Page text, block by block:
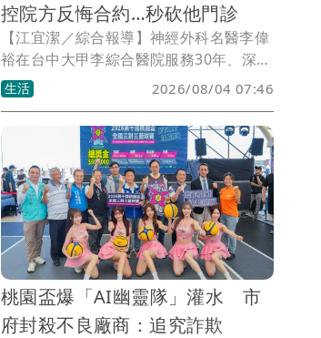
控院方反悔合約…秒砍他門診
【江宜潔／綜合報導】神經外科名醫李偉
裕在台中大甲李綜合醫院服務30年、深受
許多在地鄉親信賴，怎料如今卻無預警傳
出「被失業」消息！李偉裕透露，新一期
聘任合約半個月前已達共識，殊不知院方
至今仍遲遲未簽署、甚至改要求，最終雙
方協商破局，他所有門診和手術也遭火速
取消。
生活 2026/08/04 07:46
桃園盃爆「AI幽靈隊」灌水 市
府封殺不良廠商：追究詐欺